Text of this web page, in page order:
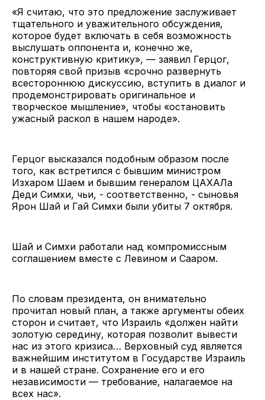
«Я считаю, что это предложение заслуживает
тщательного и уважительного обсуждения,
которое будет включать в себя возможность
выслушать оппонента и, конечно же,
конструктивную критику», — заявил Герцог,
повторяя свой призыв «срочно развернуть
всестороннюю дискуссию, вступить в диалог и
продемонстрировать оригинальное и
творческое мышление», чтобы «остановить
ужасный раскол в нашем народе».
Герцог высказался подобным образом после
того, как встретился с бывшим министром
Изхаром Шаем и бывшим генералом ЦАХАЛа
Деди Симхи, чьи, - соответственно, - сыновья
Ярон Шай и Гай Симхи были убиты 7 октября.
Шай и Симхи работали над компромиссным
соглашением вместе с Левином и Сааром.
По словам президента, он внимательно
прочитал новый план, а также аргументы обеих
сторон и считает, что Израиль «должен найти
золотую середину, которая позволит вывести
нас из этого кризиса… Верховный суд является
важнейшим институтом в Государстве Израиль
и в нашей стране. Сохранение его и его
независимости — требование, налагаемое на
всех нас».